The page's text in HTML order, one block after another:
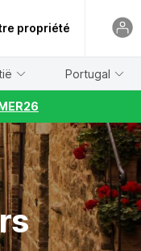
propriété
Portugal